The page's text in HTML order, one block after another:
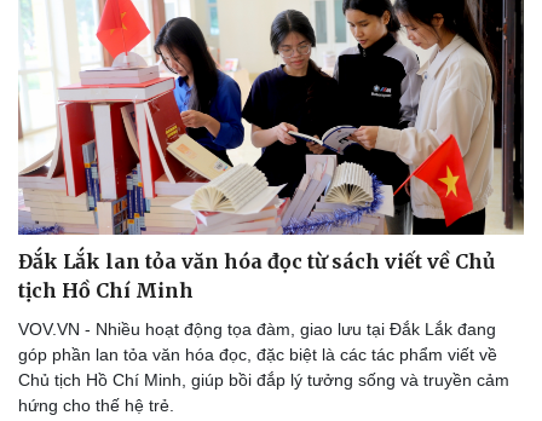
Đắk Lắk lan tỏa văn hóa đọc từ sách viết về Chủ
tịch Hồ Chí Minh
VOV.VN - Nhiều hoạt động tọa đàm, giao lưu tại Đắk Lắk đang
góp phần lan tỏa văn hóa đọc, đặc biệt là các tác phẩm viết về
Chủ tịch Hồ Chí Minh, giúp bồi đắp lý tưởng sống và truyền cảm
hứng cho thế hệ trẻ.